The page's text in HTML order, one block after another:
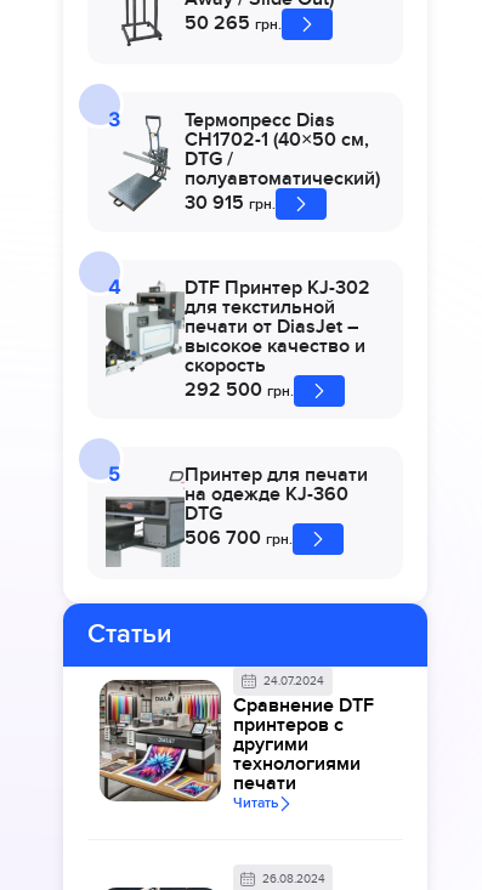
50 265 грн.
Термопресс Dias
CH1702-1 (40×50 см,
DTG /
полуавтоматический)
30 915 грн.
DTF Принтер KJ-302
для текстильной
печати от DiasJet –
высокое качество и
скорость
292 500 грн.
Принтер для печати
на одежде KJ-360
DTG
506 700 грн.
Статьи
24.07.2024
Сравнение DTF
принтеров с
другими
технологиями
печати
Читать
26.08.2024